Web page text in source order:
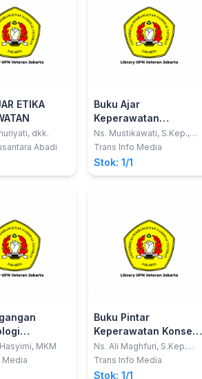
ETIKA
dkk.
Abadi
Buku Ajar
Keperawatan
Maternitas
Ns. Mustikawati, S.Kep.,
M.Kes.
Trans Info Media
Stok: 1/1
untuk
- Edisi 2
MKM
Media
Buku Pintar
Keperawatan Konsep
dan Aplikasi
Ns. Ali Maghfuri, S.Kep.
CBWC
Trans Info Media
Stok: 1/1